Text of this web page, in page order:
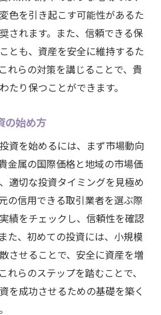
色を引き起こす可能性があるた
されます。また、信頼できる保
とも、資産を安全に維持するた
れらの対策を講じることで、貴
たり保つことができます。
の始め方
資を始めるには、まず市場動向
金属の国際価格と地域の市場価
適切な投資タイミングを見極め
の信用できる取引業者を選ぶ際
績をチェックし、信頼性を確認
た、初めての投資には、小規模
させることで、安全に資産を増
れらのステップを踏むことで、
を成功させるための基礎を築く